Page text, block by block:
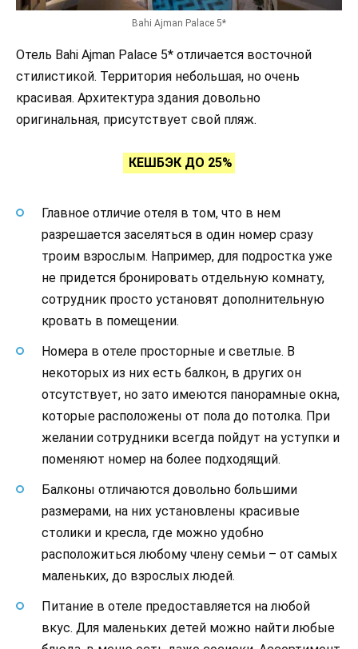
Bahi Ajman Palace 5*
Отель Bahi Ajman Palace 5* отличается восточной
стилистикой. Территория небольшая, но очень
красивая. Архитектура здания довольно
оригинальная, присутствует свой пляж.
КЕШБЭК ДО 25%
Главное отличие отеля в том, что в нем
разрешается заселяться в один номер сразу
троим взрослым. Например, для подростка уже
не придется бронировать отдельную комнату,
сотрудник просто установят дополнительную
кровать в помещении.
Номера в отеле просторные и светлые. В
некоторых из них есть балкон, в других он
отсутствует, но зато имеются панорамные окна,
которые расположены от пола до потолка. При
желании сотрудники всегда пойдут на уступки и
поменяют номер на более подходящий.
Балконы отличаются довольно большими
размерами, на них установлены красивые
столики и кресла, где можно удобно
расположиться любому члену семьи – от самых
маленьких, до взрослых людей.
Питание в отеле предоставляется на любой
вкус. Для маленьких детей можно найти любые